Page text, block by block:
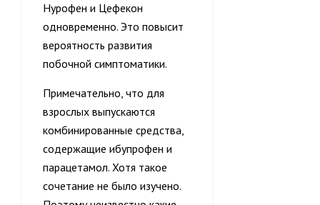
Нурофен и Цефекон
одновременно. Это повысит
вероятность развития
побочной симптоматики.
Примечательно, что для
взрослых выпускаются
комбинированные средства,
содержащие ибупрофен и
парацетамол. Хотя такое
сочетание не было изучено.